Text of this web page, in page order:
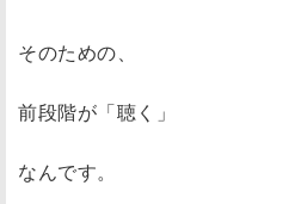
そのための、
前段階が「聴く」
なんです。